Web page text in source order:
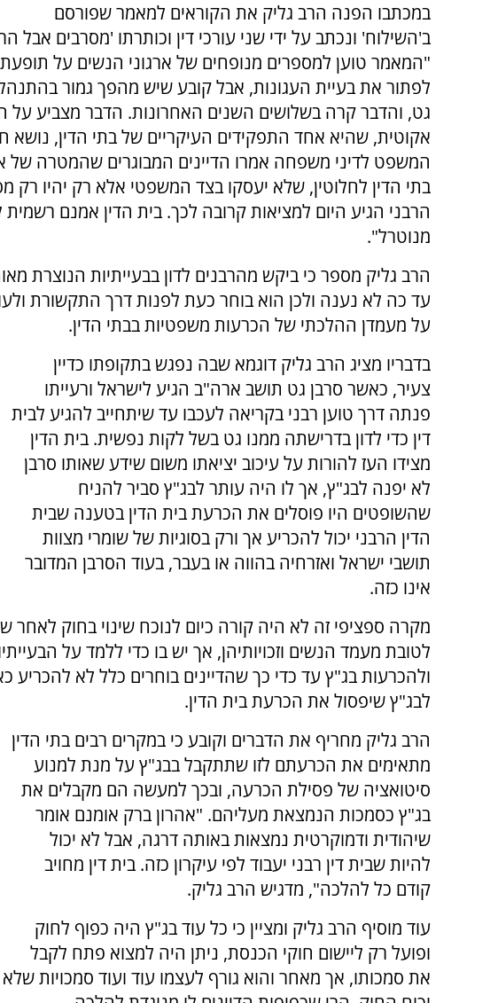
במכתבו הפנה הרב גליק את הקוראים למאמר שפורסם
ב'השילוח' ונכתב על ידי שני עורכי דין וכותרתו 'מסרבים אבל
"המאמר טוען למספרים מנופחים של ארגוני הנשים על תופעת
לפתור את בעיית העגונות, אבל קובע שיש מהפך גמור
גט, והדבר קרה בשלושים השנים האחרונות. הדבר מצביע
אקוטית, שהיא אחד התפקידים העיקריים של בתי הדין, נושא
המשפט לדיני משפחה אמרו הדיינים המבוגרים שהמטרה של
בתי הדין לחלוטין, שלא יעסקו בצד המשפטי אלא רק יהיו רק
הרבני הגיע היום למציאות קרובה לכך. בית הדין אמנם
מנוטרל".
הרב גליק מספר כי ביקש מהרבנים לדון בבעייתיות הנוצרת
עד כה לא נענה ולכן הוא בוחר כעת לפנות דרך התקשורת
על מעמדן ההלכתי של הכרעות משפטיות בבתי הדין.
בדבריו מציג הרב גליק דוגמא שבה נפגש בתקופתו כדיין
צעיר, כאשר סרבן גט תושב ארה"ב הגיע לישראל ורעייתו
פנתה דרך טוען רבני בקריאה לעכבו עד שיתחייב להגיע לבית
דין כדי לדון בדרישתה ממנו גט בשל לקות נפשית. בית הדין
מצידו העז להורות על עיכוב יציאתו משום שידע שאותו סרבן
לא יפנה לבג"ץ, אך לו היה עותר לבג"ץ סביר להניח
שהשופטים היו פוסלים את הכרעת בית הדין בטענה שבית
הדין הרבני יכול להכריע אך ורק בסוגיות של שומרי מצוות
תושבי ישראל ואזרחיה בהווה או בעבר, בעוד הסרבן המדובר
אינו כזה.
מקרה ספציפי זה לא היה קורה כיום לנוכח שינוי בחוק לאחר
לטובת מעמד הנשים וזכויותיהן, אך יש בו כדי ללמד על
ולהכרעות בג"ץ עד כדי כך שהדיינים בוחרים כלל לא
לבג"ץ שיפסול את הכרעת בית הדין.
הרב גליק מחריף את הדברים וקובע כי במקרים רבים בתי הדין
מתאימים את הכרעתם לזו שתתקבל בבג"ץ על מנת למנוע
סיטואציה של פסילת הכרעה, ובכך למעשה הם מקבלים את
בג"ץ כסמכות הנמצאת מעליהם. "אהרון ברק אומנם אומר
שיהודית ודמוקרטית נמצאות באותה דרגה, אבל לא יכול
להיות שבית דין רבני יעבוד לפי עיקרון כזה. בית דין מחויב
קודם כל להלכה", מדגיש הרב גליק.
עוד מוסיף הרב גליק ומציין כי כל עוד בג"ץ היה כפוף לחוק
ופועל רק ליישום חוקי הכנסת, ניתן היה למצוא פתח לקבל
את סמכותו, אך מאחר והוא גורף לעצמו עוד ועוד סמכויות